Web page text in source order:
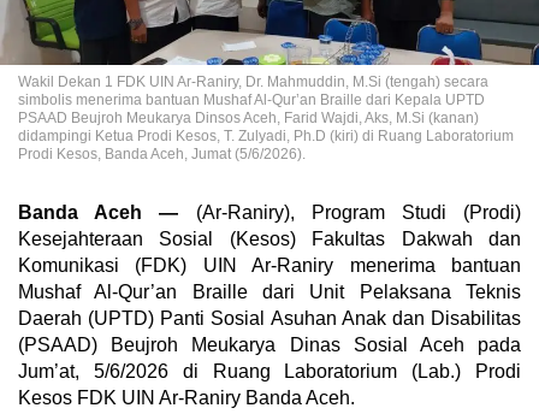
Wakil Dekan 1 FDK UIN Ar-Raniry, Dr. Mahmuddin, M.Si (tengah) secara
simbolis menerima bantuan Mushaf Al-Qur’an Braille dari Kepala UPTD
PSAAD Beujroh Meukarya Dinsos Aceh, Farid Wajdi, Aks, M.Si (kanan)
didampingi Ketua Prodi Kesos, T. Zulyadi, Ph.D (kiri) di Ruang Laboratorium
Prodi Kesos, Banda Aceh, Jumat (5/6/2026).
Banda Aceh — (Ar-Raniry), Program Studi (Prodi)
Kesejahteraan Sosial (Kesos) Fakultas Dakwah dan
Komunikasi (FDK) UIN Ar-Raniry menerima bantuan
Mushaf Al-Qur’an Braille dari Unit Pelaksana Teknis
Daerah (UPTD) Panti Sosial Asuhan Anak dan Disabilitas
(PSAAD) Beujroh Meukarya Dinas Sosial Aceh pada
Jum’at, 5/6/2026 di Ruang Laboratorium (Lab.) Prodi
Kesos FDK UIN Ar-Raniry Banda Aceh.